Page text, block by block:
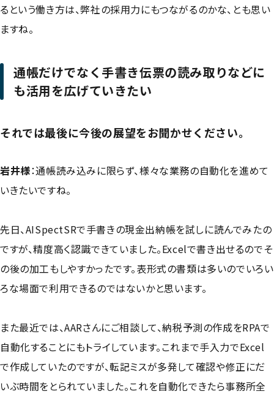
るという働き方は、弊社の採用力にもつながるのかな、とも思い
ますね。
通帳だけでなく手書き伝票の読み取りなどに
も活用を広げていきたい
それでは最後に今後の展望をお聞かせください。
岩井様：通帳読み込みに限らず、様々な業務の自動化を進めて
いきたいですね。
先日、AISpectSRで手書きの現金出納帳を試しに読んでみたの
ですが、精度高く認識できていました。Excelで書き出せるのでそ
の後の加工もしやすかったです。表形式の書類は多いのでいろい
ろな場面で利用できるのではないかと思います。
また最近では、AARさんにご相談して、納税予測の作成をRPAで
自動化することにもトライしています。これまで手入力でExcel
で作成していたのですが、転記ミスが多発して確認や修正にだ
いぶ時間をとられていました。これを自動化できたら事務所全